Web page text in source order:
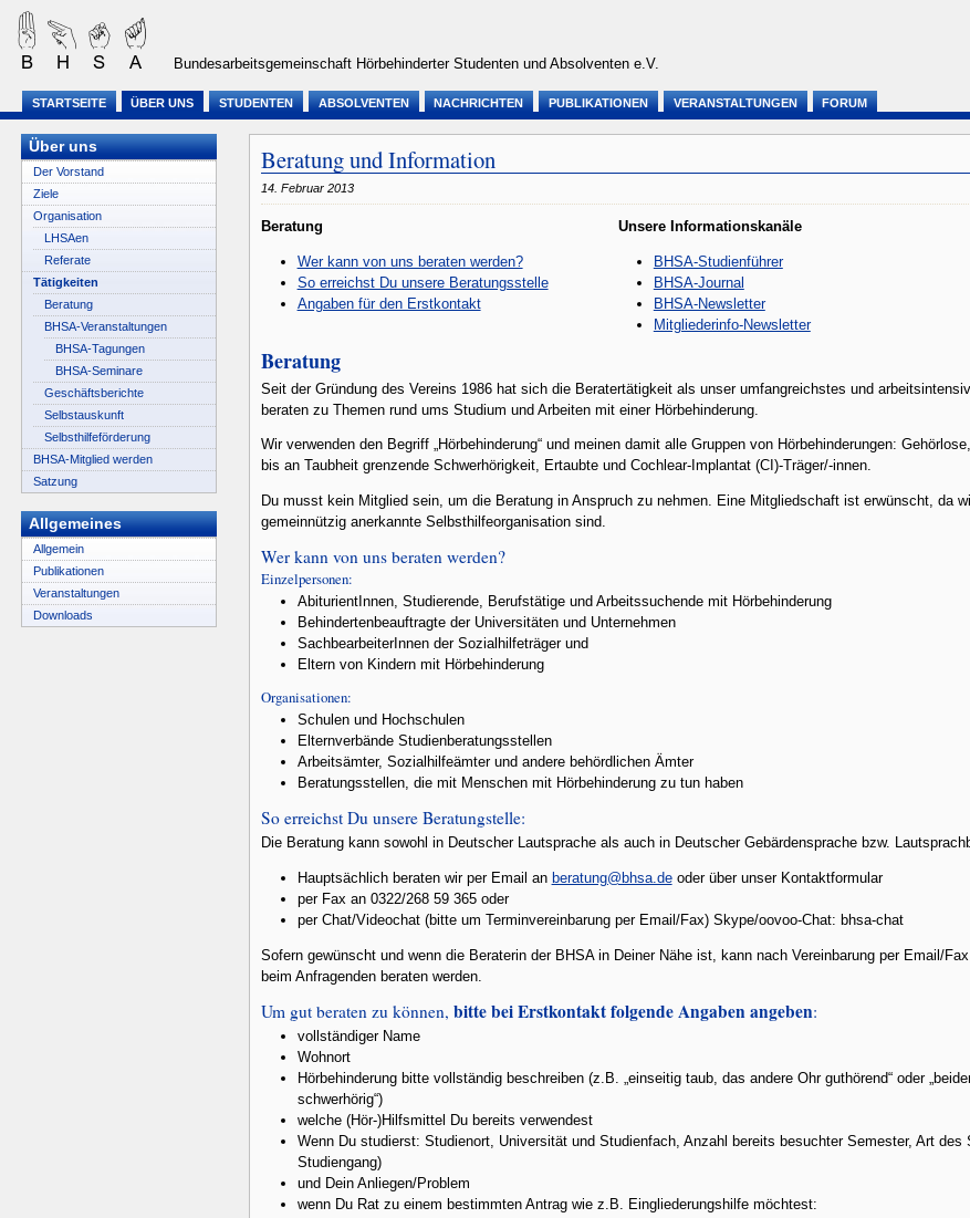
Bundesarbeitsgemeinschaft Hörbehinderter Studenten und Absolventen e.V.
STARTSEITE ÜBER UNS STUDENTEN ABSOLVENTEN NACHRICHTEN PUBLIKATIONEN VERANSTALTUNGEN FORUM
Beratung und Information
14. Februar 2013
Beratung
Wer kann von uns beraten werden?
So erreichst Du unsere Beratungsstelle
Angaben für den Erstkontakt
Unsere Informationskanäle
BHSA-Studienführer
BHSA-Journal
BHSA-Newsletter
Mitgliederinfo-Newsletter
Beratung
Seit der Gründung des Vereins 1986 hat sich die Beratertätigkeit als unser umfangreichstes und
beraten zu Themen rund ums Studium und Arbeiten mit einer Hörbehinderung.
Wir verwenden den Begriff „Hörbehinderung“ und meinen damit alle Gruppen von Hörbehinderungen:
bis an Taubheit grenzende Schwerhörigkeit, Ertaubte und Cochlear-Implantat (CI)-Träger/-innen.
Du musst kein Mitglied sein, um die Beratung in Anspruch zu nehmen. Eine Mitgliedschaft ist erwünscht, da
gemeinnützig anerkannte Selbsthilfeorganisation sind.
Wer kann von uns beraten werden?
Einzelpersonen:
AbiturientInnen, Studierende, Berufstätige und Arbeitssuchende mit Hörbehinderung
Behindertenbeauftragte der Universitäten und Unternehmen
SachbearbeiterInnen der Sozialhilfeträger und
Eltern von Kindern mit Hörbehinderung
Organisationen:
Schulen und Hochschulen
Elternverbände Studienberatungsstellen
Arbeitsämter, Sozialhilfeämter und andere behördlichen Ämter
Beratungsstellen, die mit Menschen mit Hörbehinderung zu tun haben
So erreichst Du unsere Beratungstelle:
Die Beratung kann sowohl in Deutscher Lautsprache als auch in Deutscher Gebärdensprache bzw.
Hauptsächlich beraten wir per Email an beratung@bhsa.deoder über unser Kontaktformular
per Fax an 0322/268 59 365 oder
per Chat/Videochat (bitte um Terminvereinbarung per Email/Fax) Skype/oovoo-Chat: bhsa-chat
Sofern gewünscht und wenn die Beraterin der BHSA in Deiner Nähe ist, kann nach Vereinbarung per Email/
beim Anfragenden beraten werden.
Um gut beraten zu können,bitte bei Erstkontakt folgende Angaben angeben:
vollständiger Name
Wohnort
Hörbehinderung bitte vollständig beschreiben (z.B. „einseitig taub, das andere Ohr guthörend“ oder
schwerhörig“)
welche (Hör-)Hilfsmittel Du bereits verwendest
Wenn Du studierst: Studienort, Universität und Studienfach, Anzahl bereits besuchter Semester, Art des
Studiengang)
und Dein Anliegen/Problem
wenn Du Rat zu einem bestimmten Antrag wie z.B. Eingliederungshilfe möchtest:
Über uns
Der Vorstand
Ziele
Organisation
LHSAen
Referate
Tätigkeiten
Beratung
BHSA-Veranstaltungen
BHSA-Tagungen
BHSA-Seminare
Geschäftsberichte
Selbstauskunft
Selbsthilfeförderung
BHSA-Mitglied werden
Satzung
Allgemeines
Allgemein
Publikationen
Veranstaltungen
Downloads